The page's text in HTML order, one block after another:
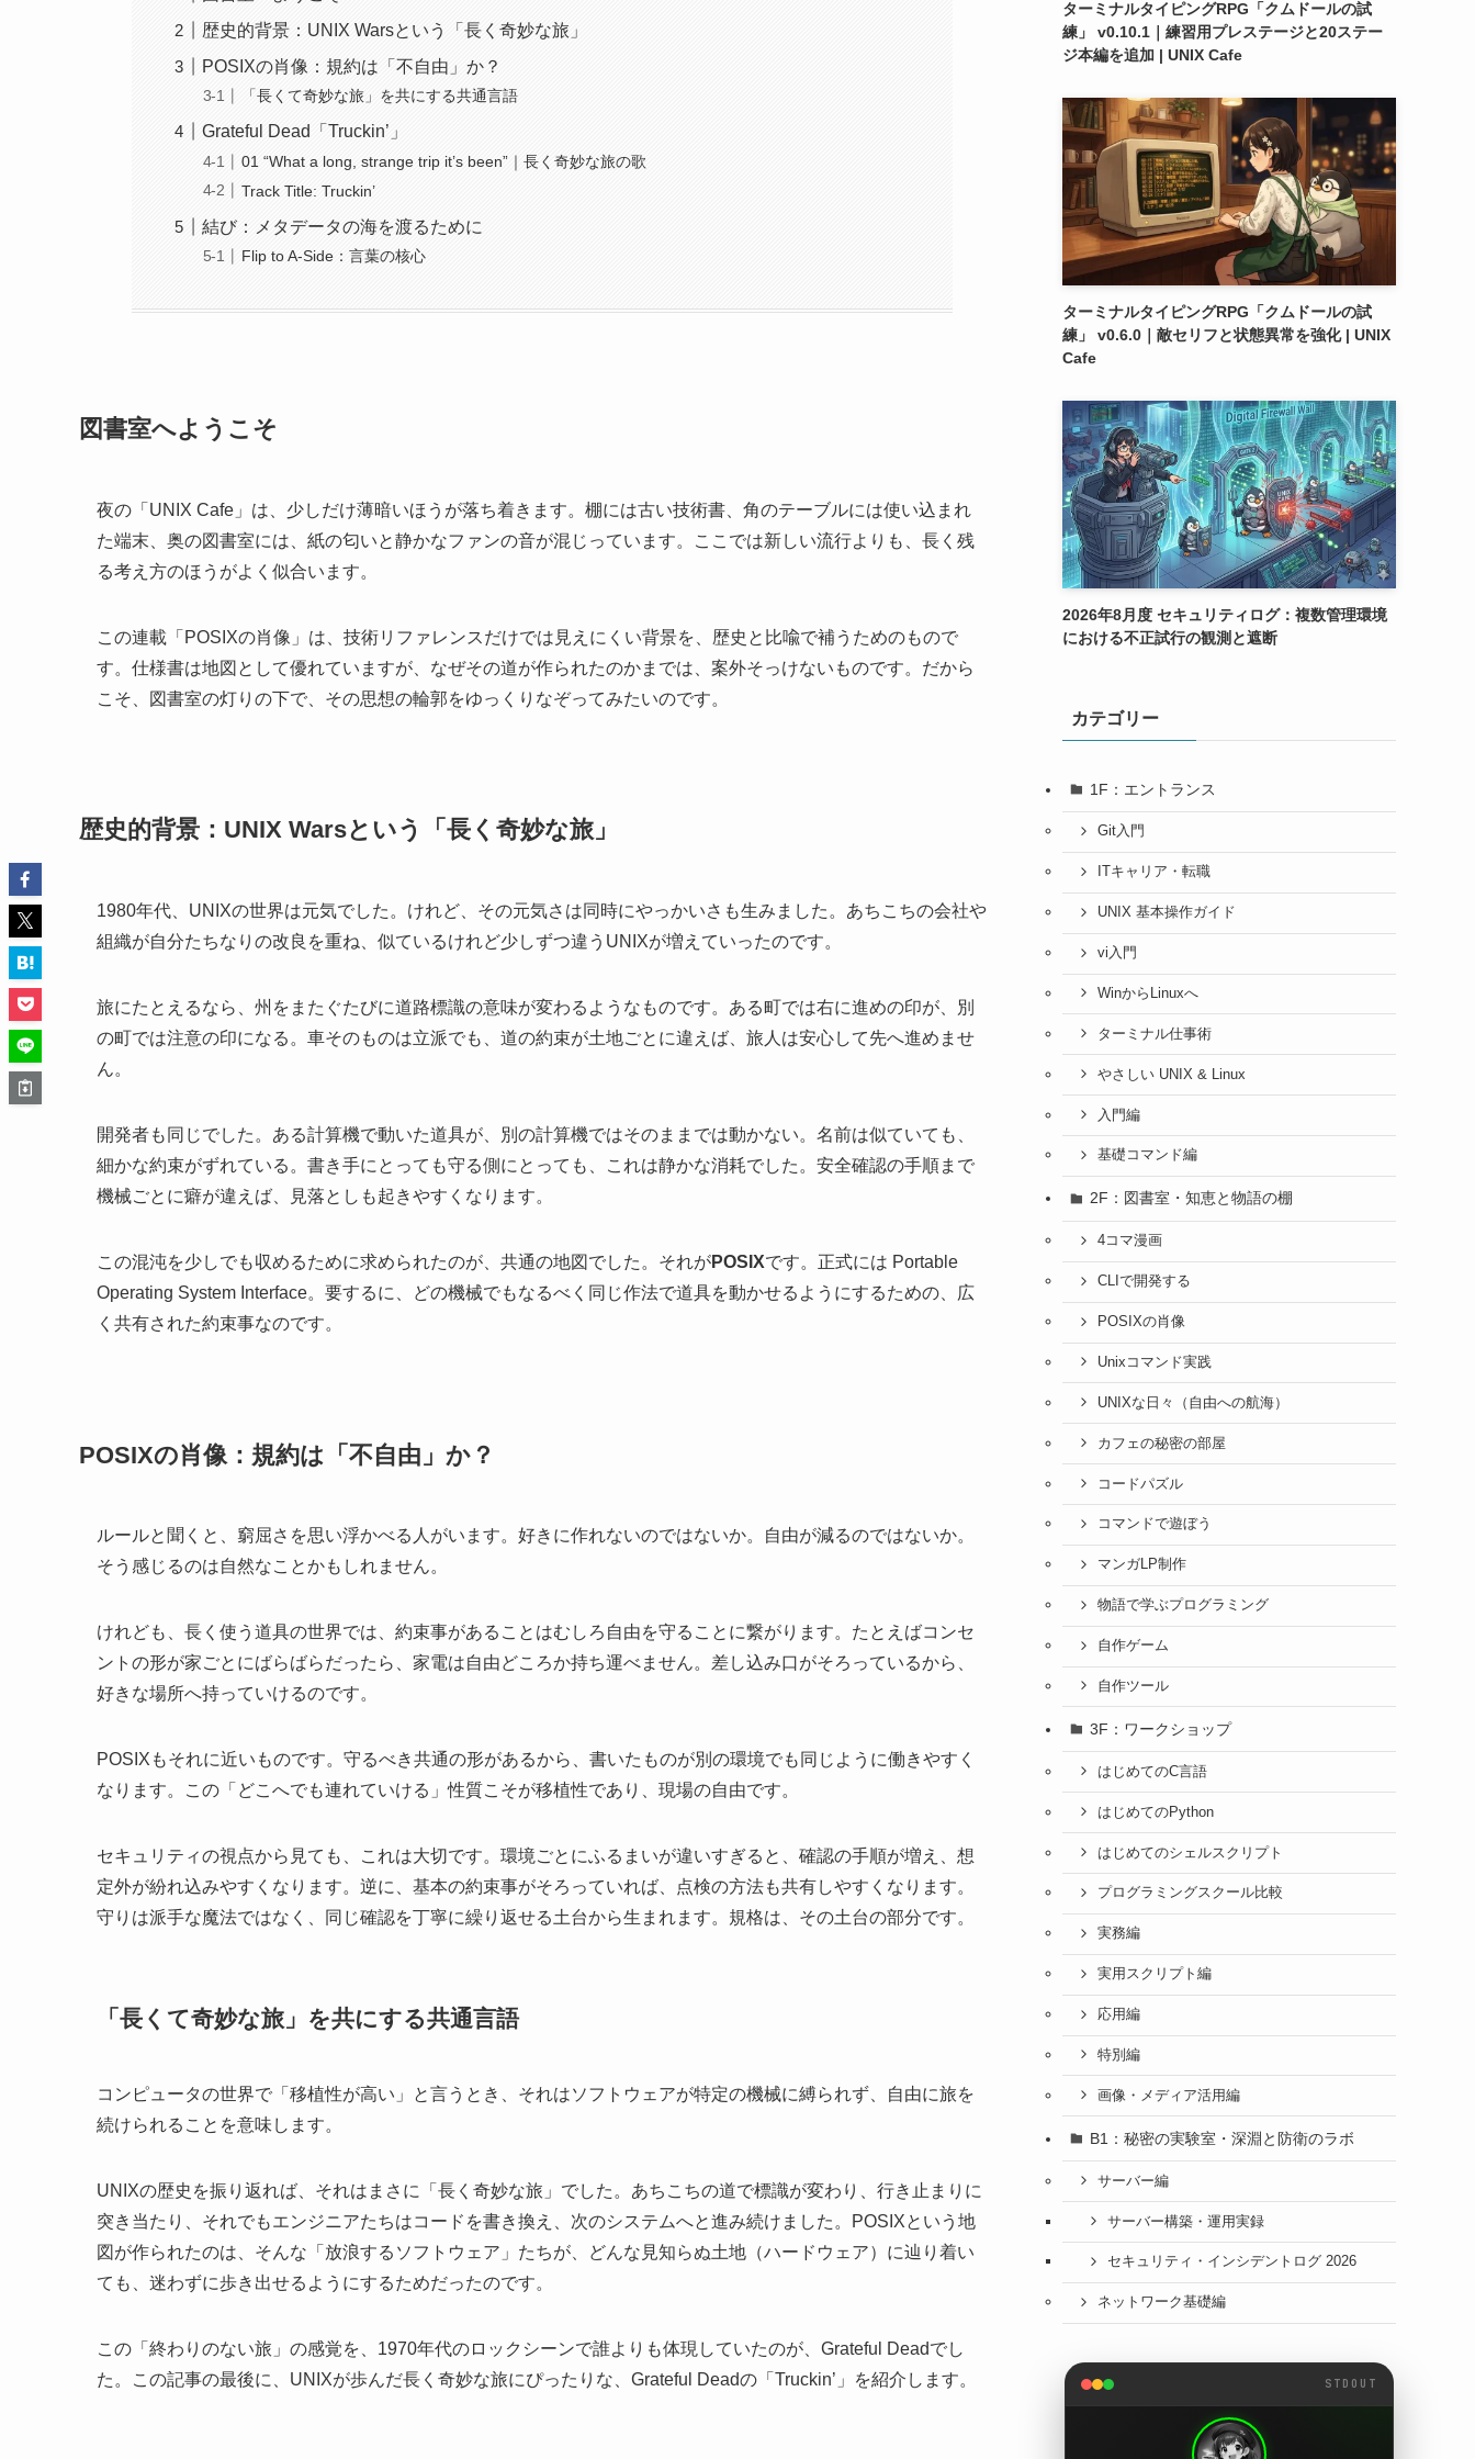
歴史的背景：UNIX Warsという「長く奇妙な旅」
POSIXの肖像：規約は「不自由」か？
「長くて奇妙な旅」を共にする共通言語
Grateful Dead「Truckin’」
01 “What a long, strange trip it’s been”｜長く奇妙な旅の歌
Track Title: Truckin’
結び：メタデータの海を渡るために
Flip to A-Side：言葉の核心
図書室へようこそ
夜の「UNIX Cafe」は、少しだけ薄暗いほうが落ち着きます。棚には古い技術書、角のテーブルには使い込まれ
た端末、奥の図書室には、紙の匂いと静かなファンの音が混じっています。ここでは新しい流行よりも、長く残
る考え方のほうがよく似合います。
この連載「POSIXの肖像」は、技術リファレンスだけでは見えにくい背景を、歴史と比喩で補うためのもので
す。仕様書は地図として優れていますが、なぜその道が作られたのかまでは、案外そっけないものです。だから
こそ、図書室の灯りの下で、その思想の輪郭をゆっくりなぞってみたいのです。
歴史的背景：UNIX Warsという「長く奇妙な旅」
1980年代、UNIXの世界は元気でした。けれど、その元気さは同時にやっかいさも生みました。あちこちの会社や
組織が自分たちなりの改良を重ね、似ているけれど少しずつ違うUNIXが増えていったのです。
旅にたとえるなら、州をまたぐたびに道路標識の意味が変わるようなものです。ある町では右に進めの印が、別
の町では注意の印になる。車そのものは立派でも、道の約束が土地ごとに違えば、旅人は安心して先へ進めませ
ん。
開発者も同じでした。ある計算機で動いた道具が、別の計算機ではそのままでは動かない。名前は似ていても、
細かな約束がずれている。書き手にとっても守る側にとっても、これは静かな消耗でした。安全確認の手順まで
機械ごとに癖が違えば、見落としも起きやすくなります。
この混沌を少しでも収めるために求められたのが、共通の地図でした。それがPOSIXです。正式には Portable
Operating System Interface。要するに、どの機械でもなるべく同じ作法で道具を動かせるようにするための、広
く共有された約束事なのです。
POSIXの肖像：規約は「不自由」か？
ルールと聞くと、窮屈さを思い浮かべる人がいます。好きに作れないのではないか。自由が減るのではないか。
そう感じるのは自然なことかもしれません。
けれども、長く使う道具の世界では、約束事があることはむしろ自由を守ることに繋がります。たとえばコンセ
ントの形が家ごとにばらばらだったら、家電は自由どころか持ち運べません。差し込み口がそろっているから、
好きな場所へ持っていけるのです。
POSIXもそれに近いものです。守るべき共通の形があるから、書いたものが別の環境でも同じように働きやすく
なります。この「どこへでも連れていける」性質こそが移植性であり、現場の自由です。
セキュリティの視点から見ても、これは大切です。環境ごとにふるまいが違いすぎると、確認の手順が増え、想
定外が紛れ込みやすくなります。逆に、基本の約束事がそろっていれば、点検の方法も共有しやすくなります。
守りは派手な魔法ではなく、同じ確認を丁寧に繰り返せる土台から生まれます。規格は、その土台の部分です。
「長くて奇妙な旅」を共にする共通言語
コンピュータの世界で「移植性が高い」と言うとき、それはソフトウェアが特定の機械に縛られず、自由に旅を
続けられることを意味します。
UNIXの歴史を振り返れば、それはまさに「長く奇妙な旅」でした。あちこちの道で標識が変わり、行き止まりに
突き当たり、それでもエンジニアたちはコードを書き換え、次のシステムへと進み続けました。POSIXという地
図が作られたのは、そんな「放浪するソフトウェア」たちが、どんな見知らぬ土地（ハードウェア）に辿り着い
ても、迷わずに歩き出せるようにするためだったのです。
この「終わりのない旅」の感覚を、1970年代のロックシーンで誰よりも体現していたのが、Grateful Deadでし
た。この記事の最後に、UNIXが歩んだ長く奇妙な旅にぴったりな、Grateful Deadの「Truckin’」を紹介します。
ターミナルタイピングRPG「クムドールの試
練」 v0.10.1｜練習用プレステージと20ステー
ジ本編を追加 | UNIX Cafe
ターミナルタイピングRPG「クムドールの試
練」 v0.6.0｜敵セリフと状態異常を強化 | UNIX
Cafe
2026年8月度 セキュリティログ：複数管理環境
における不正試行の観測と遮断
カテゴリー
1F：エントランス
Git入門
ITキャリア・転職
UNIX 基本操作ガイド
vi入門
WinからLinuxへ
ターミナル仕事術
やさしい UNIX & Linux
入門編
基礎コマンド編
2F：図書室・知恵と物語の棚
4コマ漫画
CLIで開発する
POSIXの肖像
Unixコマンド実践
UNIXな日々（自由への航海）
カフェの秘密の部屋
コードパズル
コマンドで遊ぼう
マンガLP制作
物語で学ぶプログラミング
自作ゲーム
自作ツール
3F：ワークショップ
はじめてのC言語
はじめてのPython
はじめてのシェルスクリプト
プログラミングスクール比較
実務編
実用スクリプト編
応用編
特別編
画像・メディア活用編
B1：秘密の実験室・深淵と防衛のラボ
サーバー編
サーバー構築・運用実録
セキュリティ・インシデントログ 2026
ネットワーク基礎編
STDOUT